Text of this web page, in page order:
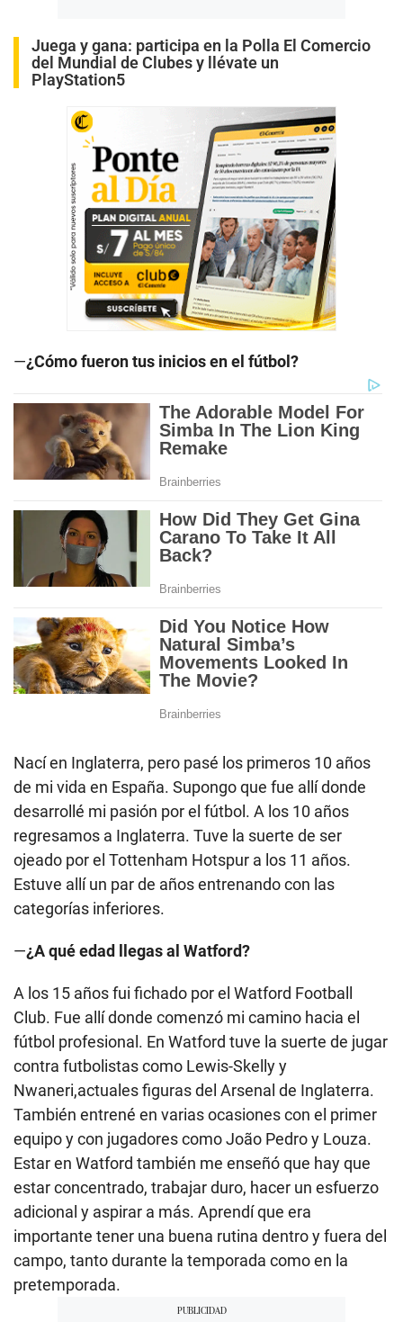
Juega y gana: participa en la Polla El Comercio
del Mundial de Clubes y llévate un
PlayStation5
—¿Cómo fueron tus inicios en el fútbol?
Nací en Inglaterra, pero pasé los primeros 10 años
de mi vida en España. Supongo que fue allí donde
desarrollé mi pasión por el fútbol. A los 10 años
regresamos a Inglaterra. Tuve la suerte de ser
ojeado por el Tottenham Hotspur a los 11 años.
Estuve allí un par de años entrenando con las
categorías inferiores.
—¿A qué edad llegas al Watford?
A los 15 años fui fichado por el Watford Football
Club. Fue allí donde comenzó mi camino hacia el
fútbol profesional. En Watford tuve la suerte de jugar
contra futbolistas como Lewis-Skelly y
Nwaneri,actuales figuras del Arsenal de Inglaterra.
También entrené en varias ocasiones con el primer
equipo y con jugadores como João Pedro y Louza.
Estar en Watford también me enseñó que hay que
estar concentrado, trabajar duro, hacer un esfuerzo
adicional y aspirar a más. Aprendí que era
importante tener una buena rutina dentro y fuera del
campo, tanto durante la temporada como en la
pretemporada.